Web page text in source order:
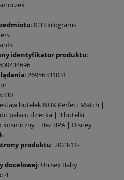
: 0.33 kilograms
identyfikator produktu:
: 26956331031
butelek NUK Perfect Match |
pałacu dziecka | 3 butelki
| Bez BPA | Disney
produktu: 2023-11-
docelowej: Unisex Baby
: 4